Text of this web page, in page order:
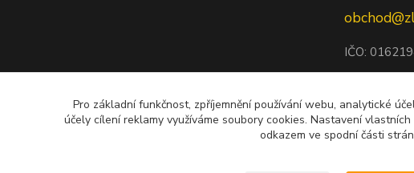
IČO: 0
Pro základní funkčnost, zpříjemnění používání webu, analytické
účely cílení reklamy využíváme soubory cookies. Nastavení
odkazem ve spodní části